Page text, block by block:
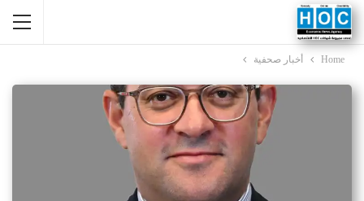
Home أخبار صحفية